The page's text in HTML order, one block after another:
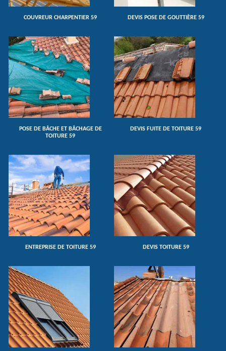
COUVREUR CHARPENTIER 59 DEVIS POSE DE GOUTTIÈRE 59
POSE DE BÂCHE ET BÂCHAGE DE
TOITURE 59
DEVIS FUITE DE TOITURE 59
ENTREPRISE DE TOITURE 59 DEVIS TOITURE 59